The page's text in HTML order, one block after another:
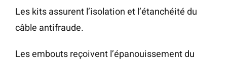
Les kits assurent l’isolation et l’étanchéité du
câble antifraude.
Les embouts reçoivent l’épanouissement du